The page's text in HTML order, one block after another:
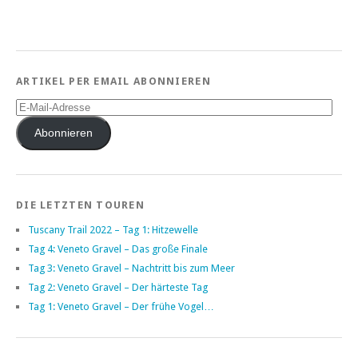
ARTIKEL PER EMAIL ABONNIEREN
E-
Mail-
AdresseAbonnieren
DIE LETZTEN TOUREN
Tuscany Trail 2022 – Tag 1: Hitzewelle
Tag 4: Veneto Gravel – Das große Finale
Tag 3: Veneto Gravel – Nachtritt bis zum Meer
Tag 2: Veneto Gravel – Der härteste Tag
Tag 1: Veneto Gravel – Der frühe Vogel…